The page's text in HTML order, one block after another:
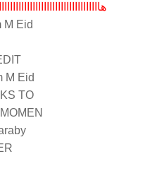
M Eid
M Eid
TO